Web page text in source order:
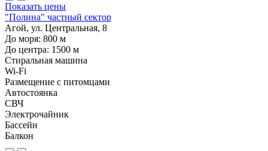
Показать цены
"Полина" частный сектор
Агой, ул. Центральная, 8
До моря: 800 м
До центра: 1500 м
Стиральная машина
Wi-Fi
Размещение с питомцами
Автостоянка
СВЧ
Электрочайник
Бассейн
Балкон